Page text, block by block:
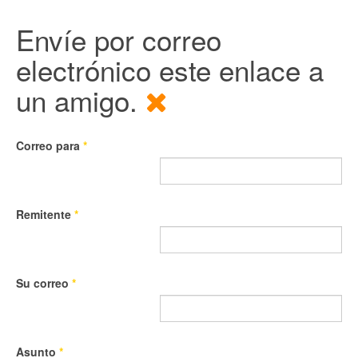
Envíe por correo
electrónico este enlace a
un amigo.
Correo para *
Remitente *
Su correo *
Asunto *